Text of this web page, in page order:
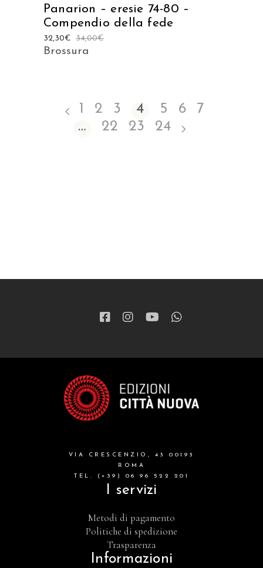
Panarion – eresie 74-80 –
Compendio della fede
34,00€
32,30€
Brossura
1 2 3 4 5 6
7
…
22 23 24
VIA CRESCENZIO, 43 00193
ROMA
TEL. (+39) 06 96 522 201
I servizi
Metodi di pagamento
Politiche di spedizione
Trasparenza
Informazioni